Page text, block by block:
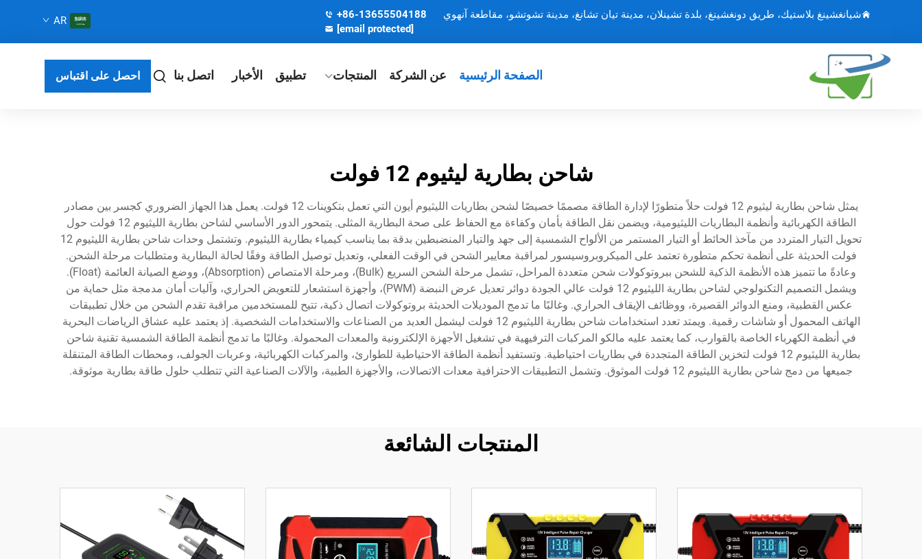
شيانغشينغ بلاستيك، طريق دونغشينغ، بلدة تشينلان، مدينة تيان تشانغ، مدينة تشوتشو، مقاطعة آنهوي
+86-13655504188
[email protected]
AR
الصفحة الرئيسية عن الشركة المنتجات تطبيق الأخبار اتصل بنا احصل على اقتباس
شاحن بطارية ليثيوم 12 فولت
يمثل شاحن بطارية ليثيوم 12 فولت حلاً متطورًا لإدارة الطاقة مصممًا خصيصًا لشحن بطاريات الليثيوم أيون التي تعمل بتكوينات 12 فولت. يعمل هذا الجهاز الضروري كجسر بين مصادر
الطاقة الكهربائية وأنظمة البطاريات الليثيومية، ويضمن نقل الطاقة بأمان وكفاءة مع الحفاظ على صحة البطارية المثلى. يتمحور الدور الأساسي لشاحن بطارية الليثيوم 12 فولت حول
تحويل التيار المتردد من مآخذ الحائط أو التيار المستمر من الألواح الشمسية إلى جهد والتيار المنضبطين بدقة بما يناسب كيمياء بطارية الليثيوم. وتشتمل وحدات شاحن بطارية الليثيوم 12
فولت الحديثة على أنظمة تحكم متطورة تعتمد على الميكروبروسيسور لمراقبة معايير الشحن في الوقت الفعلي، وتعديل توصيل الطاقة وفقًا لحالة البطارية ومتطلبات مرحلة الشحن.
وعادةً ما تتميز هذه الأنظمة الذكية للشحن ببروتوكولات شحن متعددة المراحل، تشمل مرحلة الشحن السريع (Bulk)، ومرحلة الامتصاص (Absorption)، ووضع الصيانة العائمة (Float).
ويشمل التصميم التكنولوجي لشاحن بطارية الليثيوم 12 فولت عالي الجودة دوائر تعديل عرض النبضة (PWM)، وأجهزة استشعار للتعويض الحراري، وآليات أمان مدمجة مثل حماية من
عكس القطبية، ومنع الدوائر القصيرة، ووظائف الإيقاف الحراري. وغالبًا ما تدمج الموديلات الحديثة بروتوكولات اتصال ذكية، تتيح للمستخدمين مراقبة تقدم الشحن من خلال تطبيقات
الهاتف المحمول أو شاشات رقمية. ويمتد تعدد استخدامات شاحن بطارية الليثيوم 12 فولت ليشمل العديد من الصناعات والاستخدامات الشخصية. إذ يعتمد عليه عشاق الرياضات البحرية
في أنظمة الكهرباء الخاصة بالقوارب، كما يعتمد عليه مالكو المركبات الترفيهية في تشغيل الأجهزة الإلكترونية والمعدات المحمولة. وغالبًا ما تدمج أنظمة الطاقة الشمسية تقنية شاحن
بطارية الليثيوم 12 فولت لتخزين الطاقة المتجددة في بطاريات احتياطية. وتستفيد أنظمة الطاقة الاحتياطية للطوارئ، والمركبات الكهربائية، وعربات الجولف، ومحطات الطاقة المتنقلة
جميعها من دمج شاحن بطارية الليثيوم 12 فولت الموثوق. وتشمل التطبيقات الاحترافية معدات الاتصالات، والأجهزة الطبية، والآلات الصناعية التي تتطلب حلول طاقة بطارية موثوقة.
المنتجات الشائعة